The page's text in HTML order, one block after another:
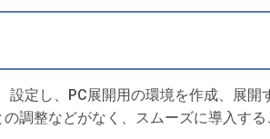
定し、PC展開用の環境を作成、展
調整などがなく、スムーズに導入す